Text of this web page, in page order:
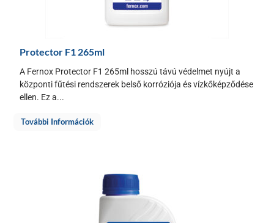
Protector F1 265ml
A Fernox Protector F1 265ml hosszú távú védelmet nyújt a
központi fűtési rendszerek belső korróziója és vízkőképződése
ellen. Ez a...
További Információk